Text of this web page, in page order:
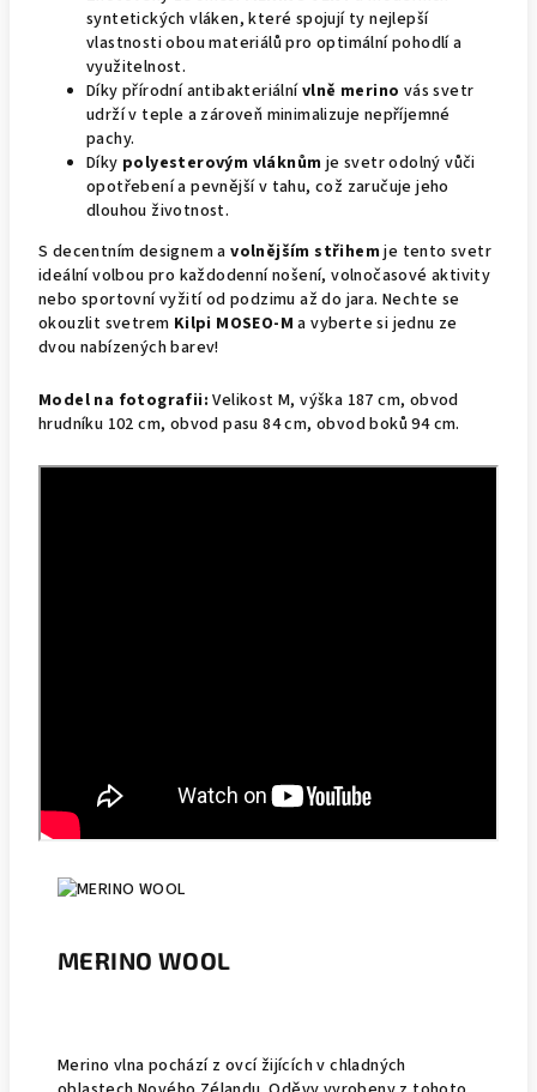
syntetických vláken, které spojují ty nejlepší
vlastnosti obou materiálů pro optimální pohodlí a
využitelnost.
Díky přírodní antibakteriálnívlně merino vás svetr
udrží v teple a zároveň minimalizuje nepříjemné
pachy.
Díky polyesterovým vláknům je svetr odolný vůči
opotřebení a pevnější v tahu, což zaručuje jeho
dlouhou životnost.
S decentním designem a volnějším střihem je tento svetr
ideální volbou pro každodenní nošení, volnočasové aktivity
nebo sportovní vyžití od podzimu až do jara. Nechte se
okouzlit svetrem Kilpi MOSEO-M a vyberte si jednu ze
dvou nabízených barev!
Model na fotografii: Velikost M, výška 187 cm, obvod
hrudníku 102 cm, obvod pasu 84 cm, obvod boků 94 cm.
MERINO WOOL
Merino vlna pochází z ovcí žijících v chladných